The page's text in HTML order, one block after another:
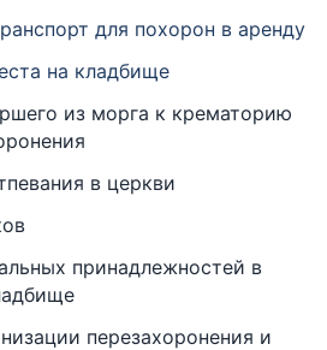
для похорон в аренду
на кладбище
из морга к крематорию
в церкви
принадлежностей в
перезахоронения и